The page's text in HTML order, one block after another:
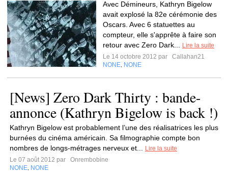
Avec Démineurs, Kathryn Bigelow
avait explosé la 82e cérémonie des
Oscars. Avec 6 statuettes au
compteur, elle s'apprête à faire son
retour avec Zero Dark...
Lire la suite
Le 14 octobre 2012 par
Callahan21
NONE NONE
[News] Zero Dark Thirty : bande-
annonce (Kathryn Bigelow is back !)
Kathryn Bigelow est probablement l’une des réalisatrices les plus
burnées du cinéma américain. Sa filmographie compte bon
nombres de longs-métrages nerveux et...
Lire la suite
Le 07 août 2012 par
Onrembobine
NONE NONE